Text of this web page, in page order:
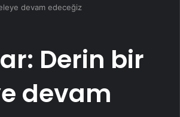
devam edeceğiz
Derin bir
devam